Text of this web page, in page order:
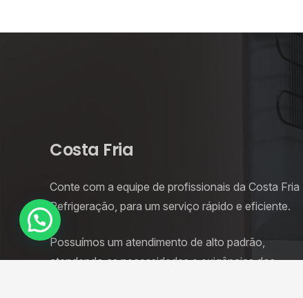
Costa Fria
Conte com a equipe de profissionais da Costa Fria
Refrigeração, para um serviço rápido e eficiente.
Possuímos um atendimento de alto padrão,
atendendo as necessidades e exigências dos